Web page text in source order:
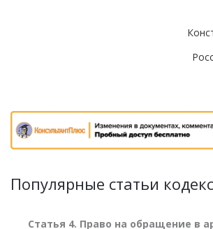
Популярные статьи
Статья 4. Право на обращение в